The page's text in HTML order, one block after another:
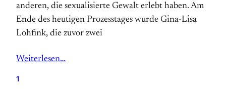
anderen, die sexualisierte Gewalt erlebt haben. Am
Ende des heutigen Prozesstages wurde Gina-Lisa
Lohfink, die zuvor zwei
Weiterlesen…
1